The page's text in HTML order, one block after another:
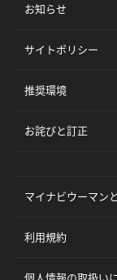
お知らせ
サイトポリシー
推奨環境
お詫びと訂正
マイナビウーマン
利用規約